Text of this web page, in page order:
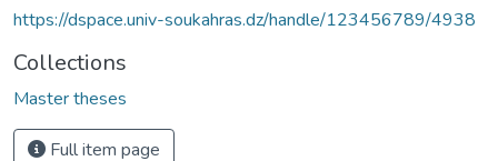
https://dspace.univ-soukahras.dz/handle/123456789/4938
Collections
Master theses
Full item page